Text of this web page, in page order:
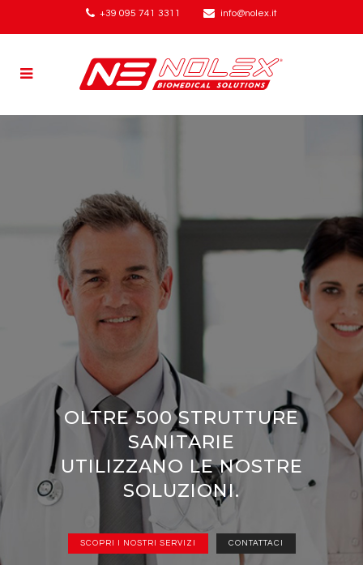
+39 095 741 3311 info@nolex.it
OLTRE 500 STRUTTURE
SANITARIE
UTILIZZANO LE NOSTRE
SOLUZIONI.
SCOPRI I NOSTRI SERVIZI CONTATTACI